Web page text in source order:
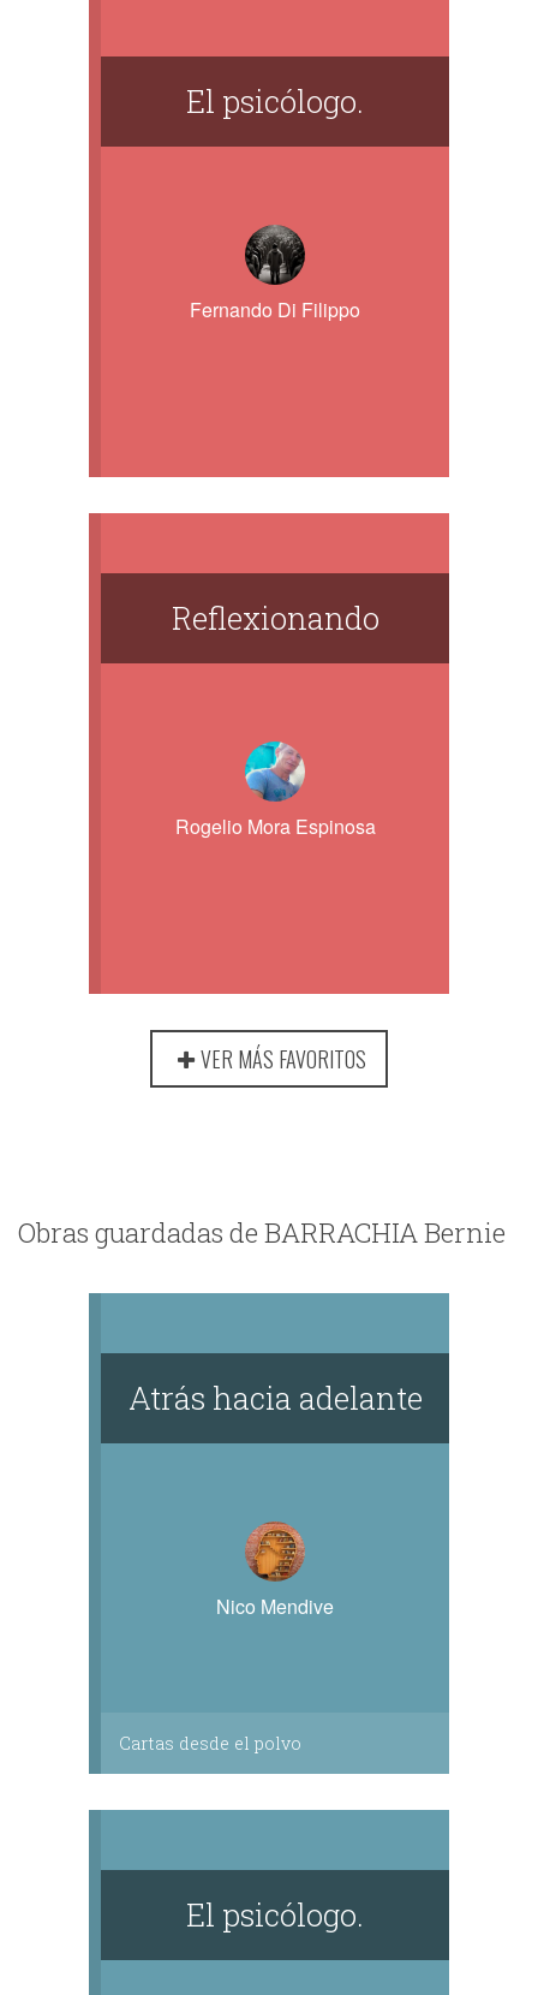
El psicólogo.
Fernando Di Filippo
Reflexionando
Rogelio Mora Espinosa
VER MÁS FAVORITOS
Obras guardadas de BARRACHIA Bernie
Atrás hacia adelante
Nico Mendive
Cartas desde el polvo
El psicólogo.